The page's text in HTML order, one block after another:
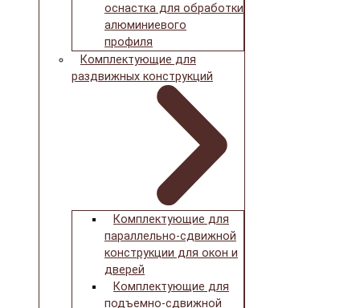
оснастка для обработки
алюминиевого
профиля
Комплектующие для
раздвижных конструкций
Комплектующие для
параллельно-сдвижной
конструкции для окон и
дверей
Комплектующие для
подъемно-сдвижной